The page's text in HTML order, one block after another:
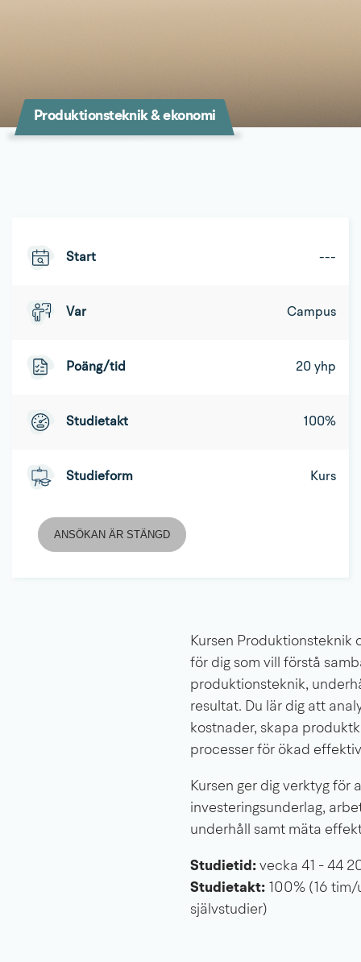
Produktionsteknik & ekonomi
Start ---
Var Campus
Poäng/tid 20 yhp
Studietakt 100%
Studieform Kurs
ANSÖKAN ÄR STÄNGD
Kursen Produktionsteknik
för dig som vill förstå
produktionsteknik,
resultat. Du lär dig att
kostnader, skapa
processer för ökad
Kursen ger dig verktyg för
investeringsunderlag,
underhåll samt mäta
Studietid: vecka 41 - 44
Studietakt: 100% (16
självstudier)